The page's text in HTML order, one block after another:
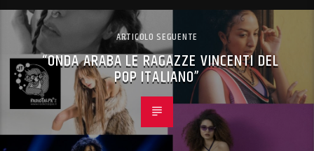
ARTICOLO SEGUENTE
“ONDA ARABA LE RAGAZZE VINCENTI DEL
POP ITALIANO”